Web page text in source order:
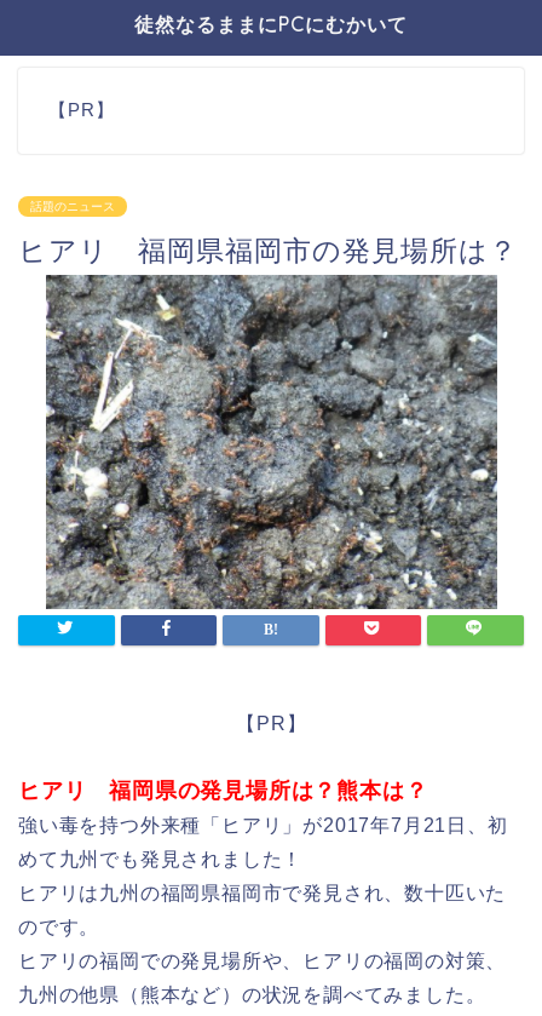
徒然なるままにPCにむかいて
【PR】
話題のニュース
ヒアリ 福岡県福岡市の発見場所は？
【PR】
ヒアリ 福岡県の発見場所は？熊本は？
強い毒を持つ外来種「ヒアリ」が2017年7月21日、初
めて九州でも発見されました！
ヒアリは九州の福岡県福岡市で発見され、数十匹いた
のです。
ヒアリの福岡での発見場所や、ヒアリの福岡の対策、
九州の他県（熊本など）の状況を調べてみました。